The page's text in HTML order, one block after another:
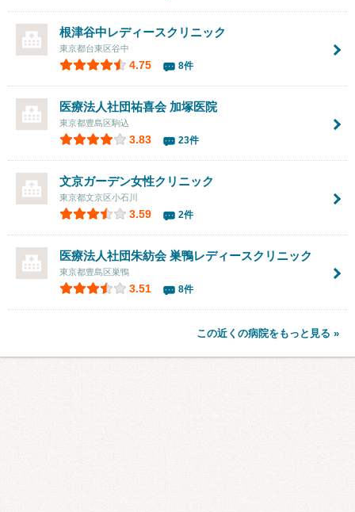
根津谷中レディースクリニック
東京都台東区谷中
4.75 8件
医療法人社団祐喜会 加塚医院
東京都豊島区駒込
3.83 23件
文京ガーデン女性クリニック
東京都文京区小石川
3.59 2件
医療法人社団朱紡会 巣鴨レディースクリニック
東京都豊島区巣鴨
3.51 8件
この近くの病院をもっと見る »